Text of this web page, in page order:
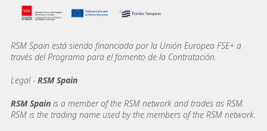
RSM Spain está siendo financiada por la Unión Europea FSE+ a
través del Programa para el fomento de la Contratación.
Legal - RSM Spain
RSM Spain is a member of the RSM network and trades as RSM.
RSM is the trading name used by the members of the RSM network.